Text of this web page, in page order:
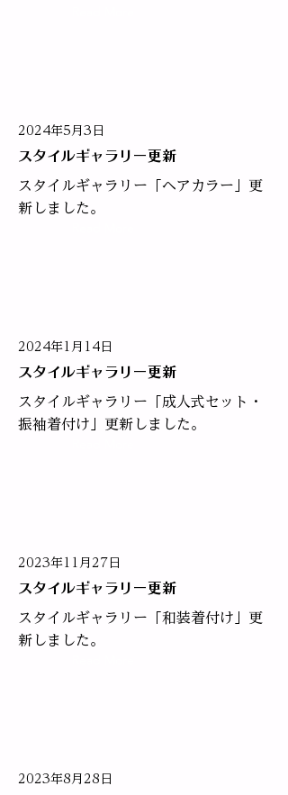
2024年5月3日
スタイルギャラリー更新
スタイルギャラリー「ヘアカラー」更
新しました。​
2024年1月14日
スタイルギャラリー更新
スタイルギャラリー「成人式セット・
振袖着付け」更新しました。​
2023年11月27日
スタイルギャラリー更新
スタイルギャラリー「和装着付け」更
新しました。
2023年8月28日